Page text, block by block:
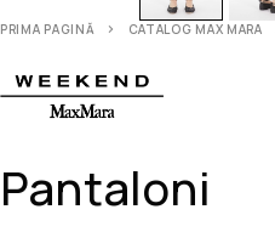
PRIMA PAGINĂ CATALOG MAX MARA
Pantaloni